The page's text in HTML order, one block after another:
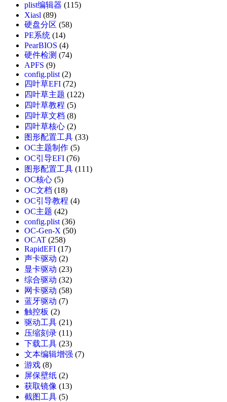
plist编辑器 (115)
Xiasl (89)
硬盘分区 (58)
PE系统 (14)
PearBIOS (4)
硬件检测 (74)
APFS (9)
config.plist(2)
四叶草EFI (72)
四叶草主题 (122)
四叶草教程 (5)
四叶草文档 (8)
四叶草核心 (2)
图形配置工具 (33)
OC主题制作 (5)
OC引导EFI (76)
图形配置工具 (111)
OC核心 (5)
OC文档 (18)
OC引导教程 (4)
OC主题 (42)
config.plist(36)
OC-Gen-X (50)
OCAT (258)
RapidEFI (17)
声卡驱动 (2)
显卡驱动 (23)
综合驱动 (32)
网卡驱动 (58)
蓝牙驱动 (7)
触控板 (2)
驱动工具 (21)
压缩刻录 (11)
下载工具 (23)
文本编辑增强 (7)
游戏 (8)
屏保壁纸 (2)
获取镜像 (13)
截图工具 (5)